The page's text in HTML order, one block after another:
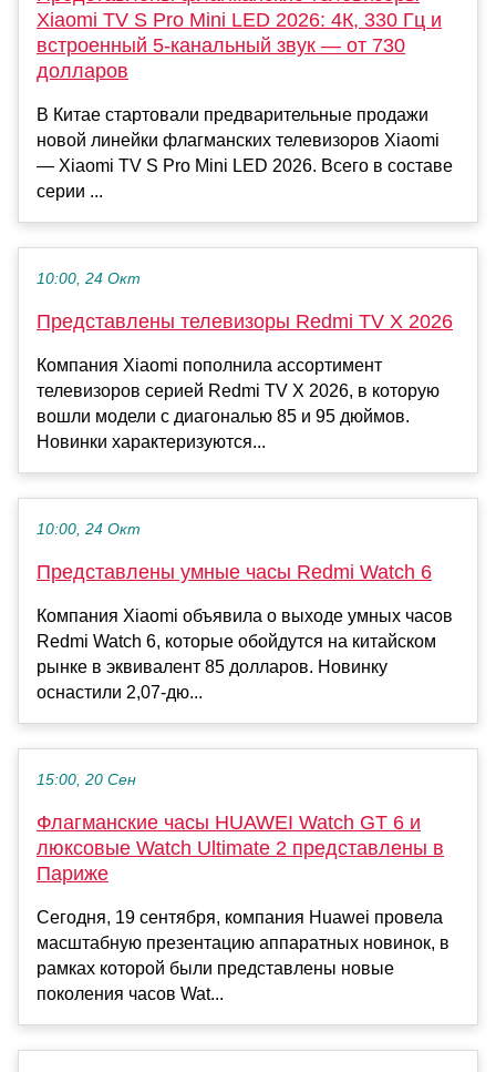
Xiaomi TV S Pro Mini LED 2026: 4К, 330 Гц и
встроенный 5-канальный звук — от 730
долларов
В Китае стартовали предварительные продажи
новой линейки флагманских телевизоров Xiaomi
— Xiaomi TV S Pro Mini LED 2026. Всего в составе
серии ...
10:00, 24 Окт
Представлены телевизоры Redmi TV X 2026
Компания Xiaomi пополнила ассортимент
телевизоров серией Redmi TV X 2026, в которую
вошли модели с диагональю 85 и 95 дюймов.
Новинки характеризуются...
10:00, 24 Окт
Представлены умные часы Redmi Watch 6
Компания Xiaomi объявила о выходе умных часов
Redmi Watch 6, которые обойдутся на китайском
рынке в эквивалент 85 долларов. Новинку
оснастили 2,07-дю...
15:00, 20 Сен
Флагманские часы HUAWEI Watch GT 6 и
люксовые Watch Ultimate 2 представлены в
Париже
Сегодня, 19 сентября, компания Huawei провела
масштабную презентацию аппаратных новинок, в
рамках которой были представлены новые
поколения часов Wat...